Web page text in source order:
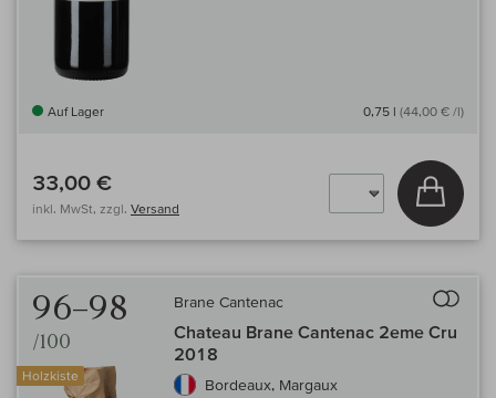
Auf Lager 0,75 l (44,00 € /l)
33,00 €
inkl. MwSt, zzgl. Versand
In
96–98
/100
Holzkiste
Brane Cantenac
Chateau Brane Cantenac 2eme Cru
2018
Bordeaux, Margaux